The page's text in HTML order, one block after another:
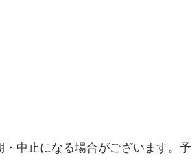
中止になる場合がございます。予